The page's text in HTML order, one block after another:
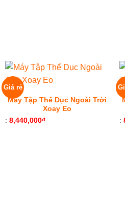
Giá rẻ
Máy Tập Thể Dục Ngoài Trời
Xoay Eo
: 8,440,000₫
: